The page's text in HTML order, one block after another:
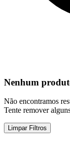
Nenhum
Não encontramos
Tente remover
Limpar Filtros